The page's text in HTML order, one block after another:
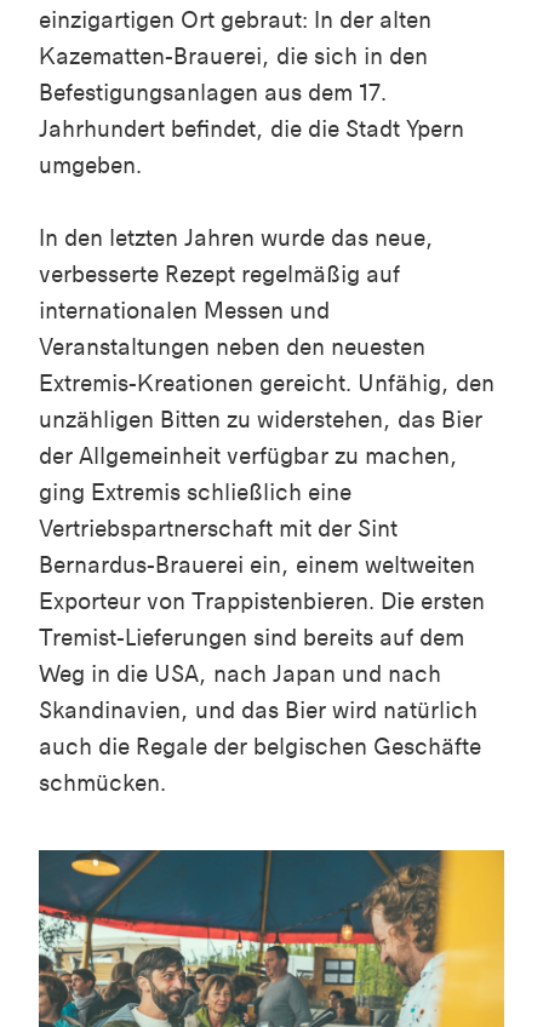
einzigartigen Ort gebraut: In der alten
Kazematten-Brauerei, die sich in den
Befestigungsanlagen aus dem 17.
Jahrhundert befindet, die die Stadt Ypern
umgeben.
In den letzten Jahren wurde das neue,
verbesserte Rezept regelmäßig auf
internationalen Messen und
Veranstaltungen neben den neuesten
Extremis-Kreationen gereicht. Unfähig, den
unzähligen Bitten zu widerstehen, das Bier
der Allgemeinheit verfügbar zu machen,
ging Extremis schließlich eine
Vertriebspartnerschaft mit der Sint
Bernardus-Brauerei ein, einem weltweiten
Exporteur von Trappistenbieren. Die ersten
Tremist-Lieferungen sind bereits auf dem
Weg in die USA, nach Japan und nach
Skandinavien, und das Bier wird natürlich
auch die Regale der belgischen Geschäfte
schmücken.